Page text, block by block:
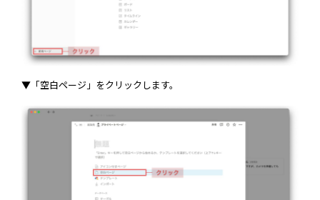
▼「空白ページ」をクリックします。